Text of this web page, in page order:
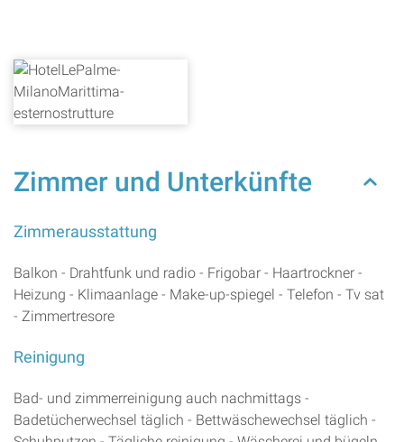
Zimmer und Unterkünfte
Zimmerausstattung
Balkon - Drahtfunk und radio - Frigobar - Haartrockner -
Heizung - Klimaanlage - Make-up-spiegel - Telefon - Tv sat
- Zimmertresore
Reinigung
Bad- und zimmerreinigung auch nachmittags -
Badetücherwechsel täglich - Bettwäschewechsel täglich -